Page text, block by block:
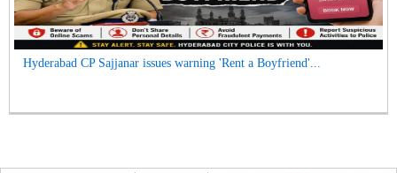
Hyderabad CP Sajjanar issues warning 'Rent a Boyfriend'...